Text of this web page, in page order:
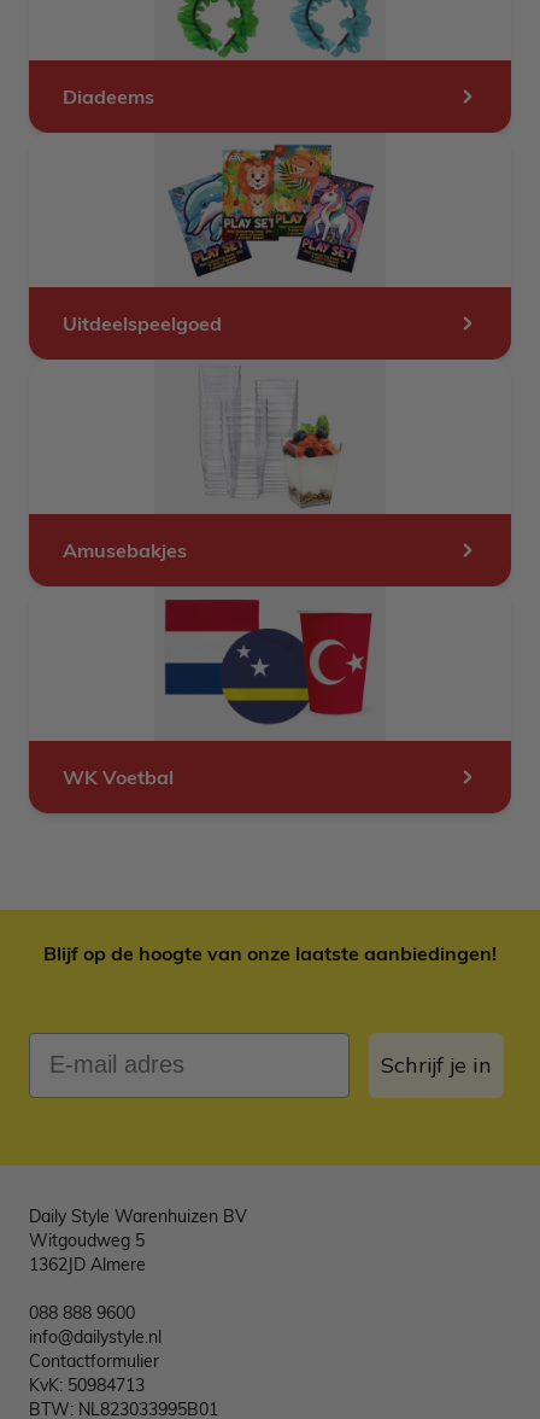
Diadeems
Uitdeelspeelgoed
Amusebakjes
WK Voetbal
Blijf op de hoogte van onze laatste aanbiedingen!
E-mail adres
Schrijf je in
Daily Style Warenhuizen BV
Witgoudweg 5
1362JD Almere
088 888 9600
info@dailystyle.nl
Contactformulier
KvK: 50984713
BTW: NL823033995B01